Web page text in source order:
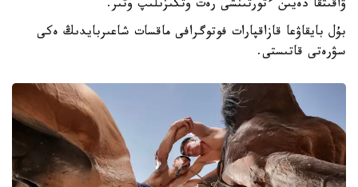
ۋاقىتقا دەيىن ءتورتىنشى رەت وتكىزىلىپ وتىر.
بۇل بايقاۋعا قازاقپارات فوتوگرافى ماقسات شاعىربايدىڭ ەكى
سۋرەتى قاتىستى.